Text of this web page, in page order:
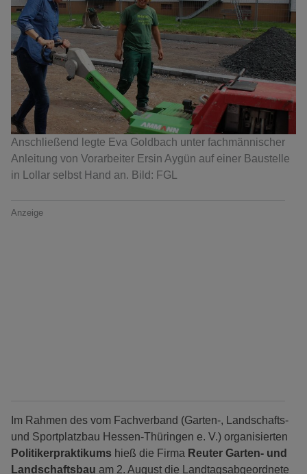
Anschließend legte Eva Goldbach unter fachmännischer
Anleitung von Vorarbeiter Ersin Aygün auf einer Baustelle
in Lollar selbst Hand an. Bild: FGL
Anzeige
Im Rahmen des vom Fachverband (Garten-, Landschafts-
und Sportplatzbau Hessen-Thüringen e. V.) organisierten
Politikerpraktikums hieß die Firma Reuter Garten- und
Landschaftsbau am 2. August die Landtagsabgeordnete